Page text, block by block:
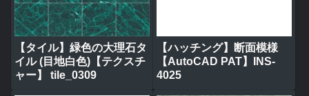
【タイル】緑色の大理石タ
イル (目地白色)【テクスチ
ャー】 tile_0309
【ハッチング】断面模様
【AutoCAD PAT】INS-
4025